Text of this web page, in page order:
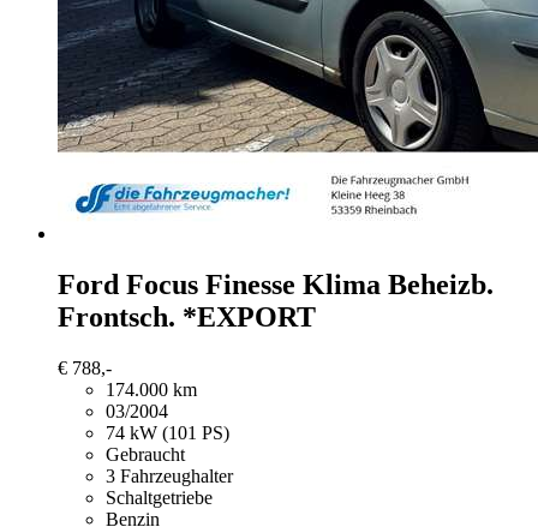
Ford Focus Finesse Klima Beheizb.
Frontsch. *EXPORT
€ 788,-
174.000 km
03/2004
74 kW (101 PS)
Gebraucht
3 Fahrzeughalter
Schaltgetriebe
Benzin